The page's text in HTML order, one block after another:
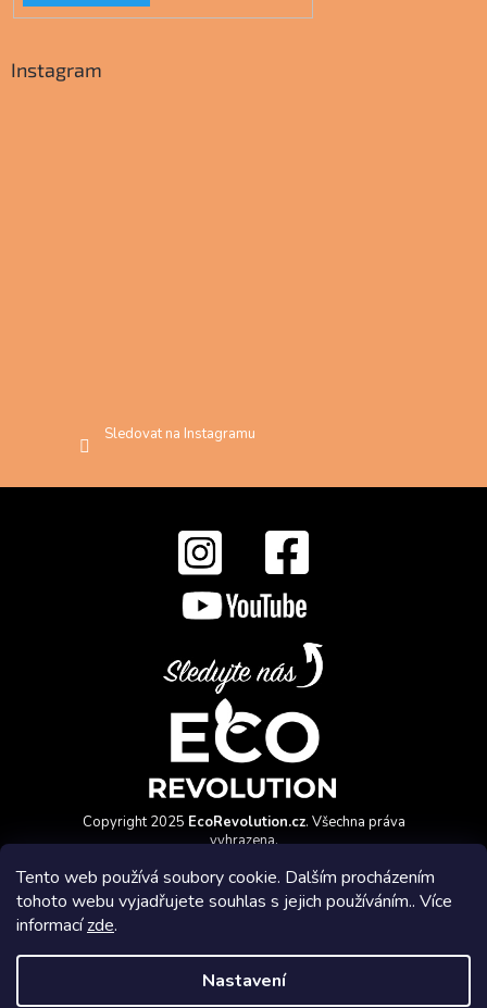
Tento web používá soubory cookie. Dalším procházením
tohoto webu vyjadřujete souhlas s jejich používáním.. Více
informacízde.
Nastavení
Instagram
Sledovat na Instagramu
Copyright 2025 EcoRevolution.cz. Všechna práva
vyhrazena.